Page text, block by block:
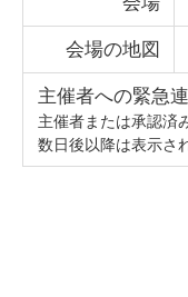
会場の地図
主催者への緊急
主催者または承認済
数日後以降は表示さ